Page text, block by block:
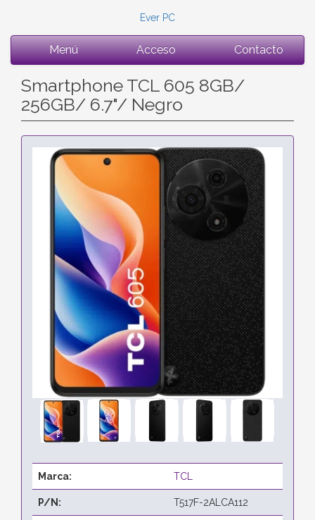
Ever PC
Menú Acceso Contacto
Smartphone TCL 605 8GB/
256GB/ 6.7"/ Negro
Marca: TCL
P/N: T517F-2ALCA112